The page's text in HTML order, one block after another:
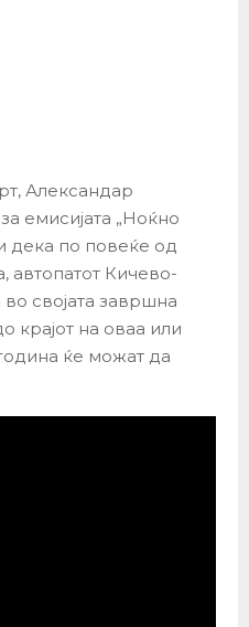
Александар
емисијата „Ноќно
дека по повеќе од
автопатот Кичево-
својата завршна
крајот на оваа или
ќе можат да